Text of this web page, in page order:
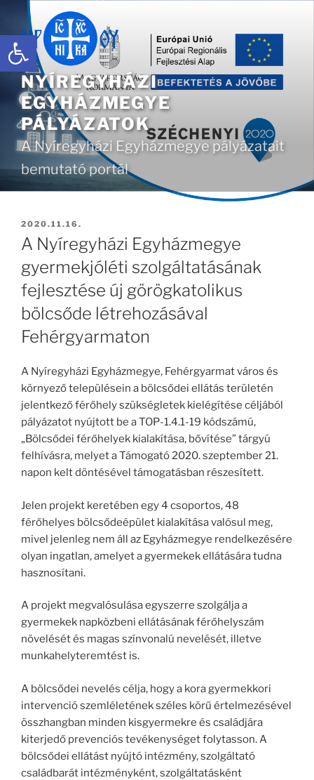
Eszköztár megnyitása
Tartalomhoz
NYÍREGYHÁZI
EGYHÁZMEGYE
PÁLYÁZATOK
A Nyíregyházi Egyházmegye pályázatait
bemutató portál
BEKÜLDVE:
2020.11.16.
A Nyíregyházi Egyházmegye
gyermekjóléti szolgáltatásának
fejlesztése új görögkatolikus
bölcsőde létrehozásával
Fehérgyarmaton
A Nyíregyházi Egyházmegye, Fehérgyarmat város és
környező településein a bölcsődei ellátás területén
jelentkező férőhely szükségletek kielégítése céljából
pályázatot nyújtott be a TOP-1.4.1-19 kódszámú,
„Bölcsődei férőhelyek kialakítása, bővítése” tárgyú
felhívásra, melyet a Támogató 2020. szeptember 21.
napon kelt döntésével támogatásban részesített.
Jelen projekt keretében egy 4 csoportos, 48
férőhelyes bölcsődeépület kialakítása valósul meg,
mivel jelenleg nem áll az Egyházmegye rendelkezésére
olyan ingatlan, amelyet a gyermekek ellátására tudna
hasznosítani.
A projekt megvalósulása egyszerre szolgálja a
gyermekek napközbeni ellátásának férőhelyszám
növelését és magas színvonalú nevelését, illetve
munkahelyteremtést is.
A bölcsődei nevelés célja, hogy a kora gyermekkori
intervenció szemléletének széles körű értelmezésével
összhangban minden kisgyermekre és családjára
kiterjedő prevenciós tevékenységet folytasson. A
bölcsődei ellátást nyújtó intézmény, szolgáltató
családbarát intézményként, szolgáltatásként